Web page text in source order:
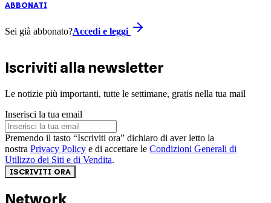
ABBONATI
Sei già abbonato?Accedi e leggi
Iscriviti alla newsletter
Le notizie più importanti, tutte le settimane, gratis nella tua mail
Inserisci la tua email
Premendo il tasto “Iscriviti ora” dichiaro di aver letto la
nostra Privacy Policy e di accettare le Condizioni Generali di
Utilizzo dei Siti e di Vendita.
ISCRIVITI ORA
Network